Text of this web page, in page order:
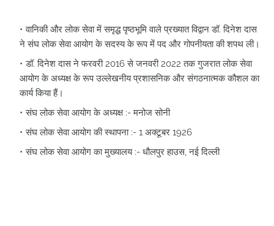
वानिकी और लोक सेवा में समृद्ध पृष्ठभूमि वाले प्रख्यात विद्वान डॉ. दिनेश दास
ने संघ लोक सेवा आयोग के सदस्य के रूप में पद और गोपनीयता की शपथ ली।
डॉ. दिनेश दास ने फरवरी 2016 से जनवरी 2022 तक गुजरात लोक सेवा
आयोग के अध्यक्ष के रूप उल्लेखनीय प्रशासनिक और संगठनात्मक कौशल का
कार्य किया हैं।
संघ लोक सेवा आयोग के अध्यक्ष :- मनोज सोनी
संघ लोक सेवा आयोग की स्थापना :- 1 अक्टूबर 1926
संघ लोक सेवा आयोग का मुख्यालय :- धौलपुर हाउस, नई दिल्ली